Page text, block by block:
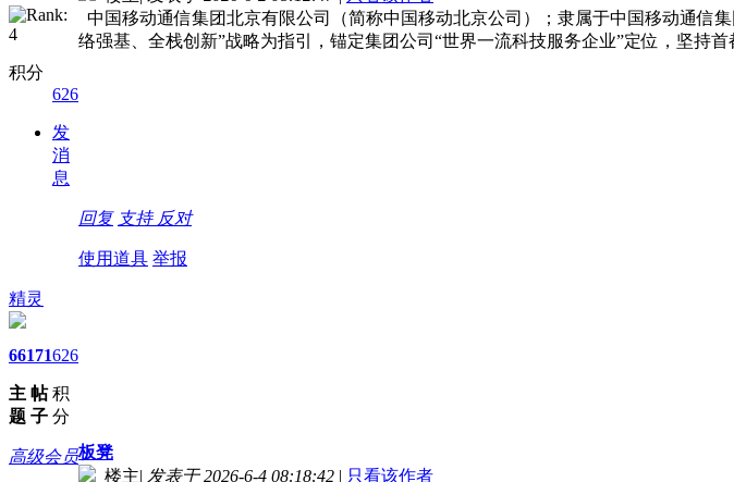
积分
626
发
消
息
中国移动通信集团北京有限公司（简称中国移动北京公司）；隶属于中国移动通信
络强基、全栈创新”战略为指引，锚定集团公司“世界一流科技服务企业”定位，坚持
回复 支持 反对
使用道具 举报
精灵
66
主
题
171
帖
子
626
积
分
高级会员板凳
楼主| 发表于 2026-6-4 08:18:42 | 只看该作者